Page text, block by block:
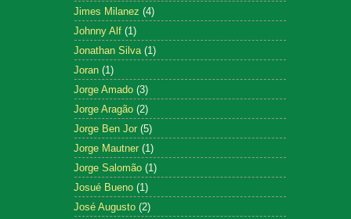
Jimes Milanez (4)
Johnny Alf (1)
Jonathan Silva (1)
Joran (1)
Jorge Amado (3)
Jorge Aragão (2)
Jorge Ben Jor (5)
Jorge Mautner (1)
Jorge Salomão (1)
Josué Bueno (1)
José Augusto (2)